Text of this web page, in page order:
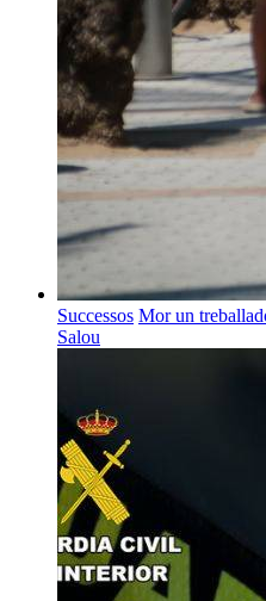
Successos Mor un
Salou